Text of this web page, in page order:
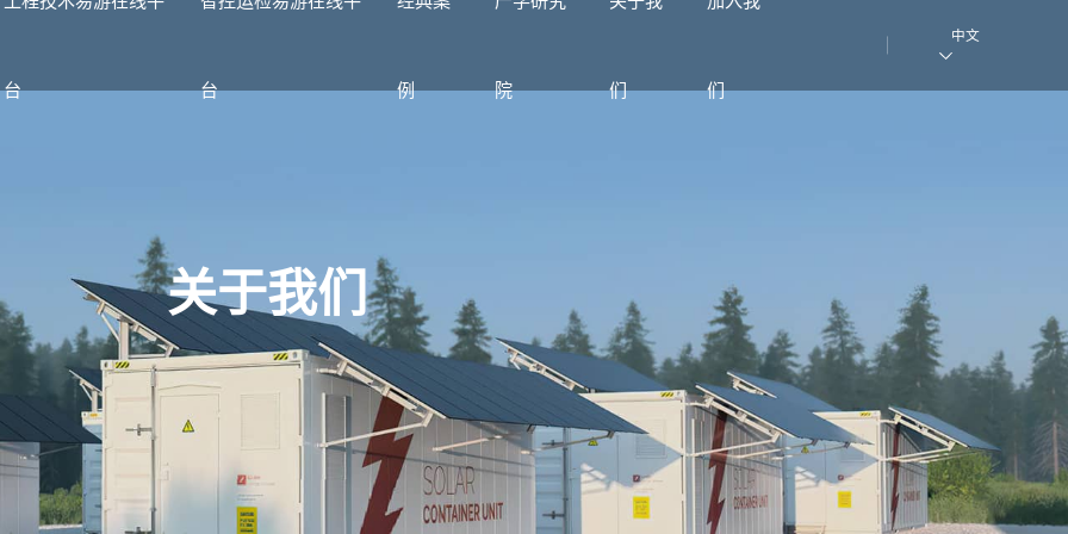
台 台 例 院 们 们
中文
关于我们